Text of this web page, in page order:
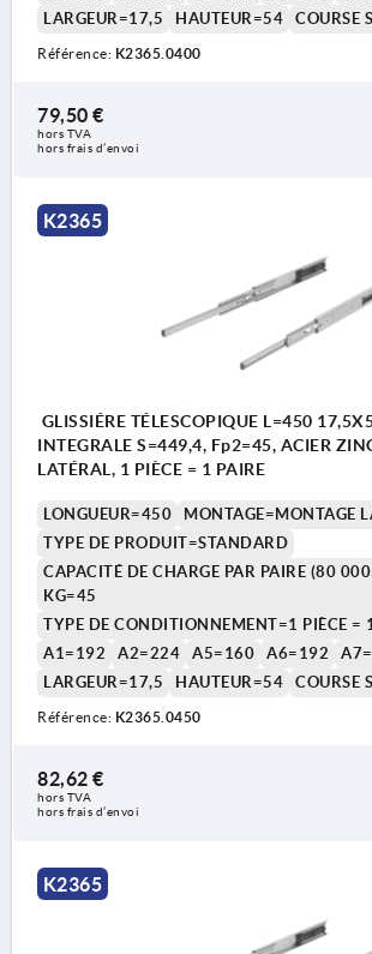
LARGEUR=17,5
HAUTEUR=54 COURSE
Référence: K2365.0400
79,50 €
hors TVA
hors frais d’envoi
K2365
GLISSIÉRE TÉLESCOPIQUE L=450
INTEGRALE S=449,4, Fp2=45, ACIER
LATÉRAL, 1 PIÈCE = 1 PAIRE
LONGUEUR=450
MONTAGE=MONTAGE
TYPE DE PRODUIT=STANDARD
CAPACITÉ DE CHARGE PAR PAIRE (80 000
KG=45
TYPE DE CONDITIONNEMENT=1 PIÈCE =
A1=192
A2=224 A5=160 A6=192
LARGEUR=17,5
HAUTEUR=54 COURSE
Référence: K2365.0450
82,62 €
hors TVA
hors frais d’envoi
K2365